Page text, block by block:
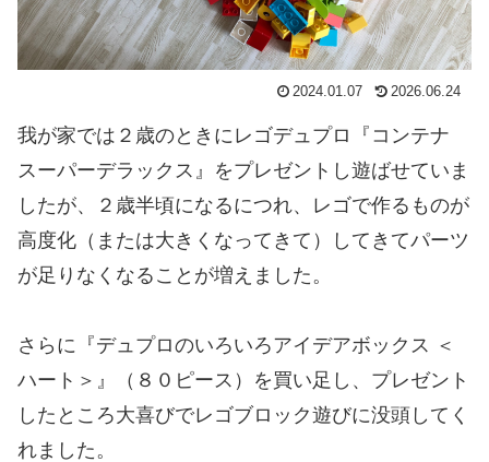
2024.01.07 2026.06.24
我が家では２歳のときにレゴデュプロ『コンテナ
スーパーデラックス』をプレゼントし遊ばせていま
したが、２歳半頃になるにつれ、レゴで作るものが
高度化（または大きくなってきて）してきてパーツ
が足りなくなることが増えました。
さらに『デュプロのいろいろアイデアボックス ＜
ハート＞』（８０ピース）を買い足し、プレゼント
したところ大喜びでレゴブロック遊びに没頭してく
れました。